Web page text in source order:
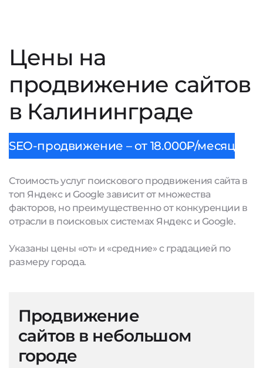
Цены на
продвижение сайтов
в Калининграде
SEO-продвижение – от 18.000₽/месяц
Стоимость услуг поискового продвижения сайта в
топ Яндекс и Google зависит от множества
факторов, но преимущественно от конкуренции в
отрасли в поисковых системах Яндекс и Google.
Указаны цены «от» и «средние» с градацией по
размеру города.
Продвижение
сайтов в небольшом
городе